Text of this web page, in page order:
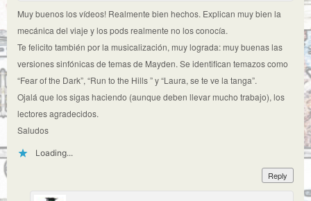
Muy buenos los vídeos! Realmente bien hechos. Explican muy bien la
mecánica del viaje y los pods realmente no los conocía.
Te felicito también por la musicalización, muy lograda: muy buenas las
versiones sinfónicas de temas de Mayden. Se identifican temazos como
“Fear of the Dark”, “Run to the Hills ” y “Laura, se te ve la tanga”.
Ojalá que los sigas haciendo (aunque deben llevar mucho trabajo), los
lectores agradecidos.
Saludos
Loading...
Reply